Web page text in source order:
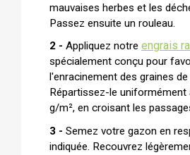
mauvaises herbes et les
Passez ensuite un rouleau.
2 - Appliquez notre engrais
spécialement conçu pour
l'enracinement des graines de
Répartissez-le uniformément
g/m², en croisant les
3 - Semez votre gazon en
indiquée. Recouvrez